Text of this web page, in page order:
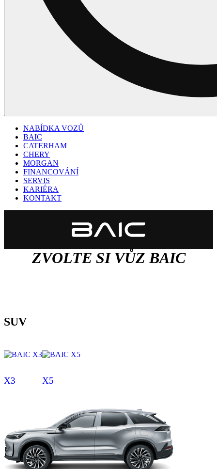
NABÍDKA VOZŮ
BAIC
CATERHAM
CHERY
MORGAN
FINANCOVÁNÍ
SERVIS
KARIÉRA
KONTAKT
ZVOLTE SI VŮZ BAIC
SUV
X3 X5